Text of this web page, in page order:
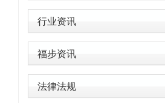
行业资讯
福步资讯
法律法规